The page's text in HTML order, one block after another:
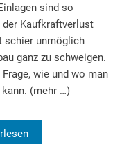
sind so
Kaufkraftverlust
schier unmöglich
ganz zu schweigen.
wie und wo man
(mehr …)